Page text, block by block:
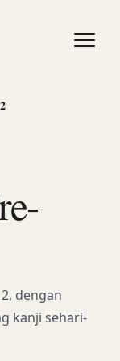
dengan
kanji sehari-